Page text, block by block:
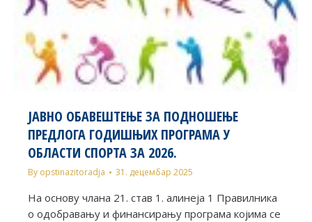
ЈАВНО ОБАВЕШТЕЊЕ ЗА ПОДНОШЕЊЕ
ПРЕДЛОГА ГОДИШЊИХ ПРОГРАМА У
ОБЛАСТИ СПОРТА ЗА 2026.
By opstinazitoradja 31. децембар 2025
На основу члана 21. став 1. алинеја 1 Правилника
о одобравању и финансирању програма којима се